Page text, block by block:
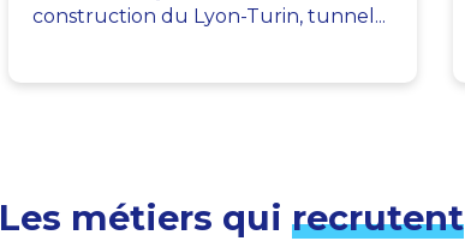
construction du Lyon-Turin, tunnel...
Les métiers qui recrutent